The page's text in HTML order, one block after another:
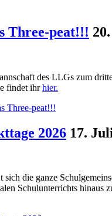
Three-peat!!!
des LLGs zum
findet ihrhier.
Three-peat!!!
2026 17.
sich die ganze
Schulunterrichts hinaus